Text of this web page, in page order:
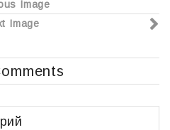
e
b
o
o
k
er р
в
и
т
Image
Image